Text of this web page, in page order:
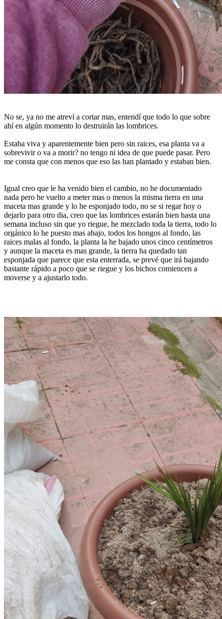
No se, ya no me atreví a cortar mas, entendí que todo lo que sobre
ahí en algún momento lo destruirán las lombrices.
Estaba viva y aparentemente bien pero sin raices, esa planta va a
sobrevivir o va a morir? no tengo ni idea de que puede pasar. Pero
me consta que con menos que eso las han plantado y estaban bien.
Igual creo que le ha venido bien el cambio, no he documentado
nada pero he vuelto a meter mas o menos la misma tierra en una
maceta mas grande y lo he esponjado todo, no se si regar hoy o
dejarlo para otro dia, creo que las lombrices estarán bien hasta una
semana incluso sin que yo riegue, he mezclado toda la tierra, todo lo
orgánico lo he puesto mas abajo, todos los hongos al fondo, las
raices malas al fondo, la planta la he bajado unos cinco centímetros
y aunque la maceta es mas grande, la tierra ha quedado tan
esponjada que parece que esta enterrada, se prevé que irá bajando
bastante rápido a poco que se riegue y los bichos comiencen a
moverse y a ajustarlo todo.